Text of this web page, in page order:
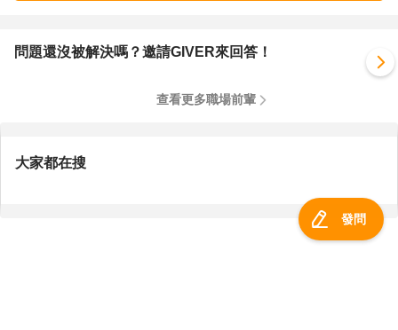
問題還沒被解決嗎？邀請GIVER來回答！
查看更多職場前輩
大家都在搜
發問